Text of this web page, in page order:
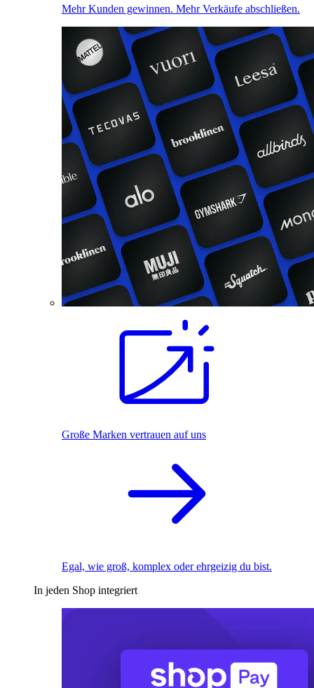
Mehr Kunden gewinnen. Mehr Verkäufe abschließen.
Große Marken vertrauen auf uns
Egal, wie groß, komplex oder ehrgeizig du bist.
In jeden Shop integriert